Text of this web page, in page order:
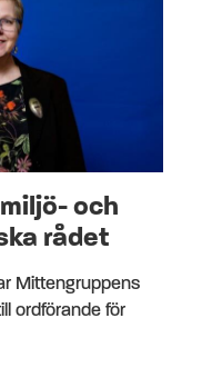
och
rådet
Mittengruppens
ordförande för